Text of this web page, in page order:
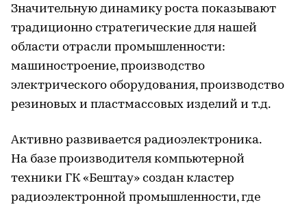
Значительную динамику роста показывают
традиционно стратегические для нашей
области отрасли промышленности:
машиностроение, производство
электрического оборудования, производство
резиновых и пластмассовых изделий и т.д.
Активно развивается радиоэлектроника.
На базе производителя компьютерной
техники ГК «Бештау» создан кластер
радиоэлектронной промышленности, где